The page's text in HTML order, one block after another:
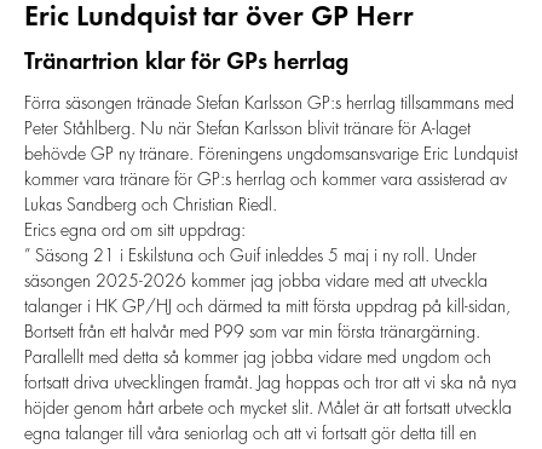
Eric Lundquist tar över GP Herr
Tränartrion klar för GPs herrlag
Förra säsongen tränade Stefan Karlsson GP:s herrlag tillsammans med
Peter Ståhlberg. Nu när Stefan Karlsson blivit tränare för A-laget
behövde GP ny tränare. Föreningens ungdomsansvarige Eric Lundquist
kommer vara tränare för GP:s herrlag och kommer vara assisterad av
Lukas Sandberg och Christian Riedl.
Erics egna ord om sitt uppdrag:
” Säsong 21 i Eskilstuna och Guif inleddes 5 maj i ny roll. Under
säsongen 2025-2026 kommer jag jobba vidare med att utveckla
talanger i HK GP/HJ och därmed ta mitt första uppdrag på kill-sidan,
Bortsett från ett halvår med P99 som var min första tränargärning.
Parallellt med detta så kommer jag jobba vidare med ungdom och
fortsatt driva utvecklingen framåt. Jag hoppas och tror att vi ska nå nya
höjder genom hårt arbete och mycket slit. Målet är att fortsatt utveckla
egna talanger till våra seniorlag och att vi fortsatt gör detta till en